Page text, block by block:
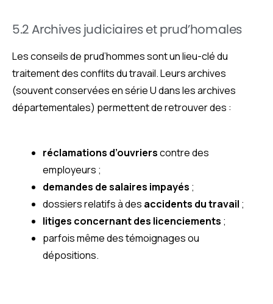
5.2 Archives judiciaires et prud’homales
Les conseils de prud’hommes sont un lieu-clé du
traitement des conflits du travail. Leurs archives
(souvent conservées en série U dans les archives
départementales) permettent de retrouver des :
réclamations d’ouvrierscontre des
employeurs ;
demandes de salaires impayés ;
dossiers relatifs à des accidents du travail ;
litiges concernant des licenciements ;
parfois même des témoignages ou
dépositions.